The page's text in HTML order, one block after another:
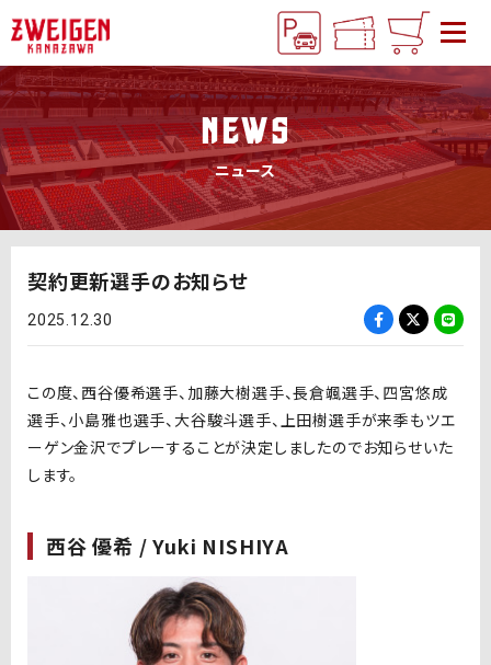
NEWS
ニュース
契約更新選手のお知らせ
2025.12.30
この度、西谷優希選手、加藤大樹選手、長倉颯選手、四宮悠成
選手、小島雅也選手、大谷駿斗選手、上田樹選手が来季もツエ
ーゲン金沢でプレーすることが決定しましたのでお知らせいた
します。
西谷 優希 / Yuki NISHIYA